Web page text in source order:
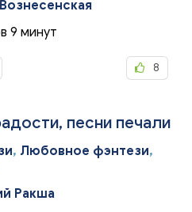
9 минут
8
песни печали
, Любовное фэнтези,
Ракша